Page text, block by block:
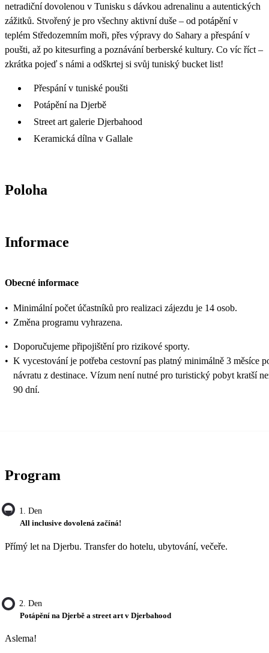
netradiční dovolenou v Tunisku s dávkou adrenalinu a autentických
zážitků. Stvořený je pro všechny aktivní duše – od potápění v
teplém Středozemním moři, přes výpravy do Sahary a přespání v
poušti, až po kitesurfing a poznávání berberské kultury. Co víc říct –
zkrátka pojeď s námi a odškrtej si svůj tuniský bucket list!
Přespání v tuniské poušti
Potápění na Djerbě
Street art galerie Djerbahood
Keramická dílna v Gallale
Poloha
Informace
Obecné informace
• Minimální počet účastníků pro realizaci zájezdu je 14 osob.
• Změna programu vyhrazena.
• Doporučujeme připojištění pro rizikové sporty.
• K vycestování je potřeba cestovní pas platný minimálně 3 měsíce
návratu z destinace. Vízum není nutné pro turistický pobyt kratší
90 dní.
Program
1. Den
All inclusive dovolená začíná!
Přímý let na Djerbu. Transfer do hotelu, ubytování, večeře.
2. Den
Potápění na Djerbě a street art v Djerbahood
Aslema!